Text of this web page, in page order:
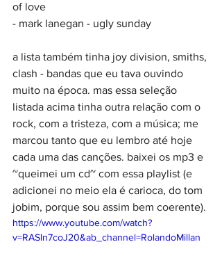
of love
- mark lanegan - ugly sunday
a lista também tinha joy division, smiths,
clash - bandas que eu tava ouvindo
muito na época. mas essa seleção
listada acima tinha outra relação com o
rock, com a tristeza, com a música; me
marcou tanto que eu lembro até hoje
cada uma das canções. baixei os mp3 e
~queimei um cd~ com essa playlist (e
adicionei no meio ela é carioca, do tom
jobim, porque sou assim bem coerente).
https://www.youtube.com/watch?
v=RASln7coJ20&ab_channel=RolandoMillan